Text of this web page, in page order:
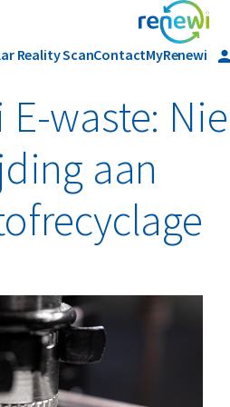
Reality ScanContactMyRenewi
waste:
aan